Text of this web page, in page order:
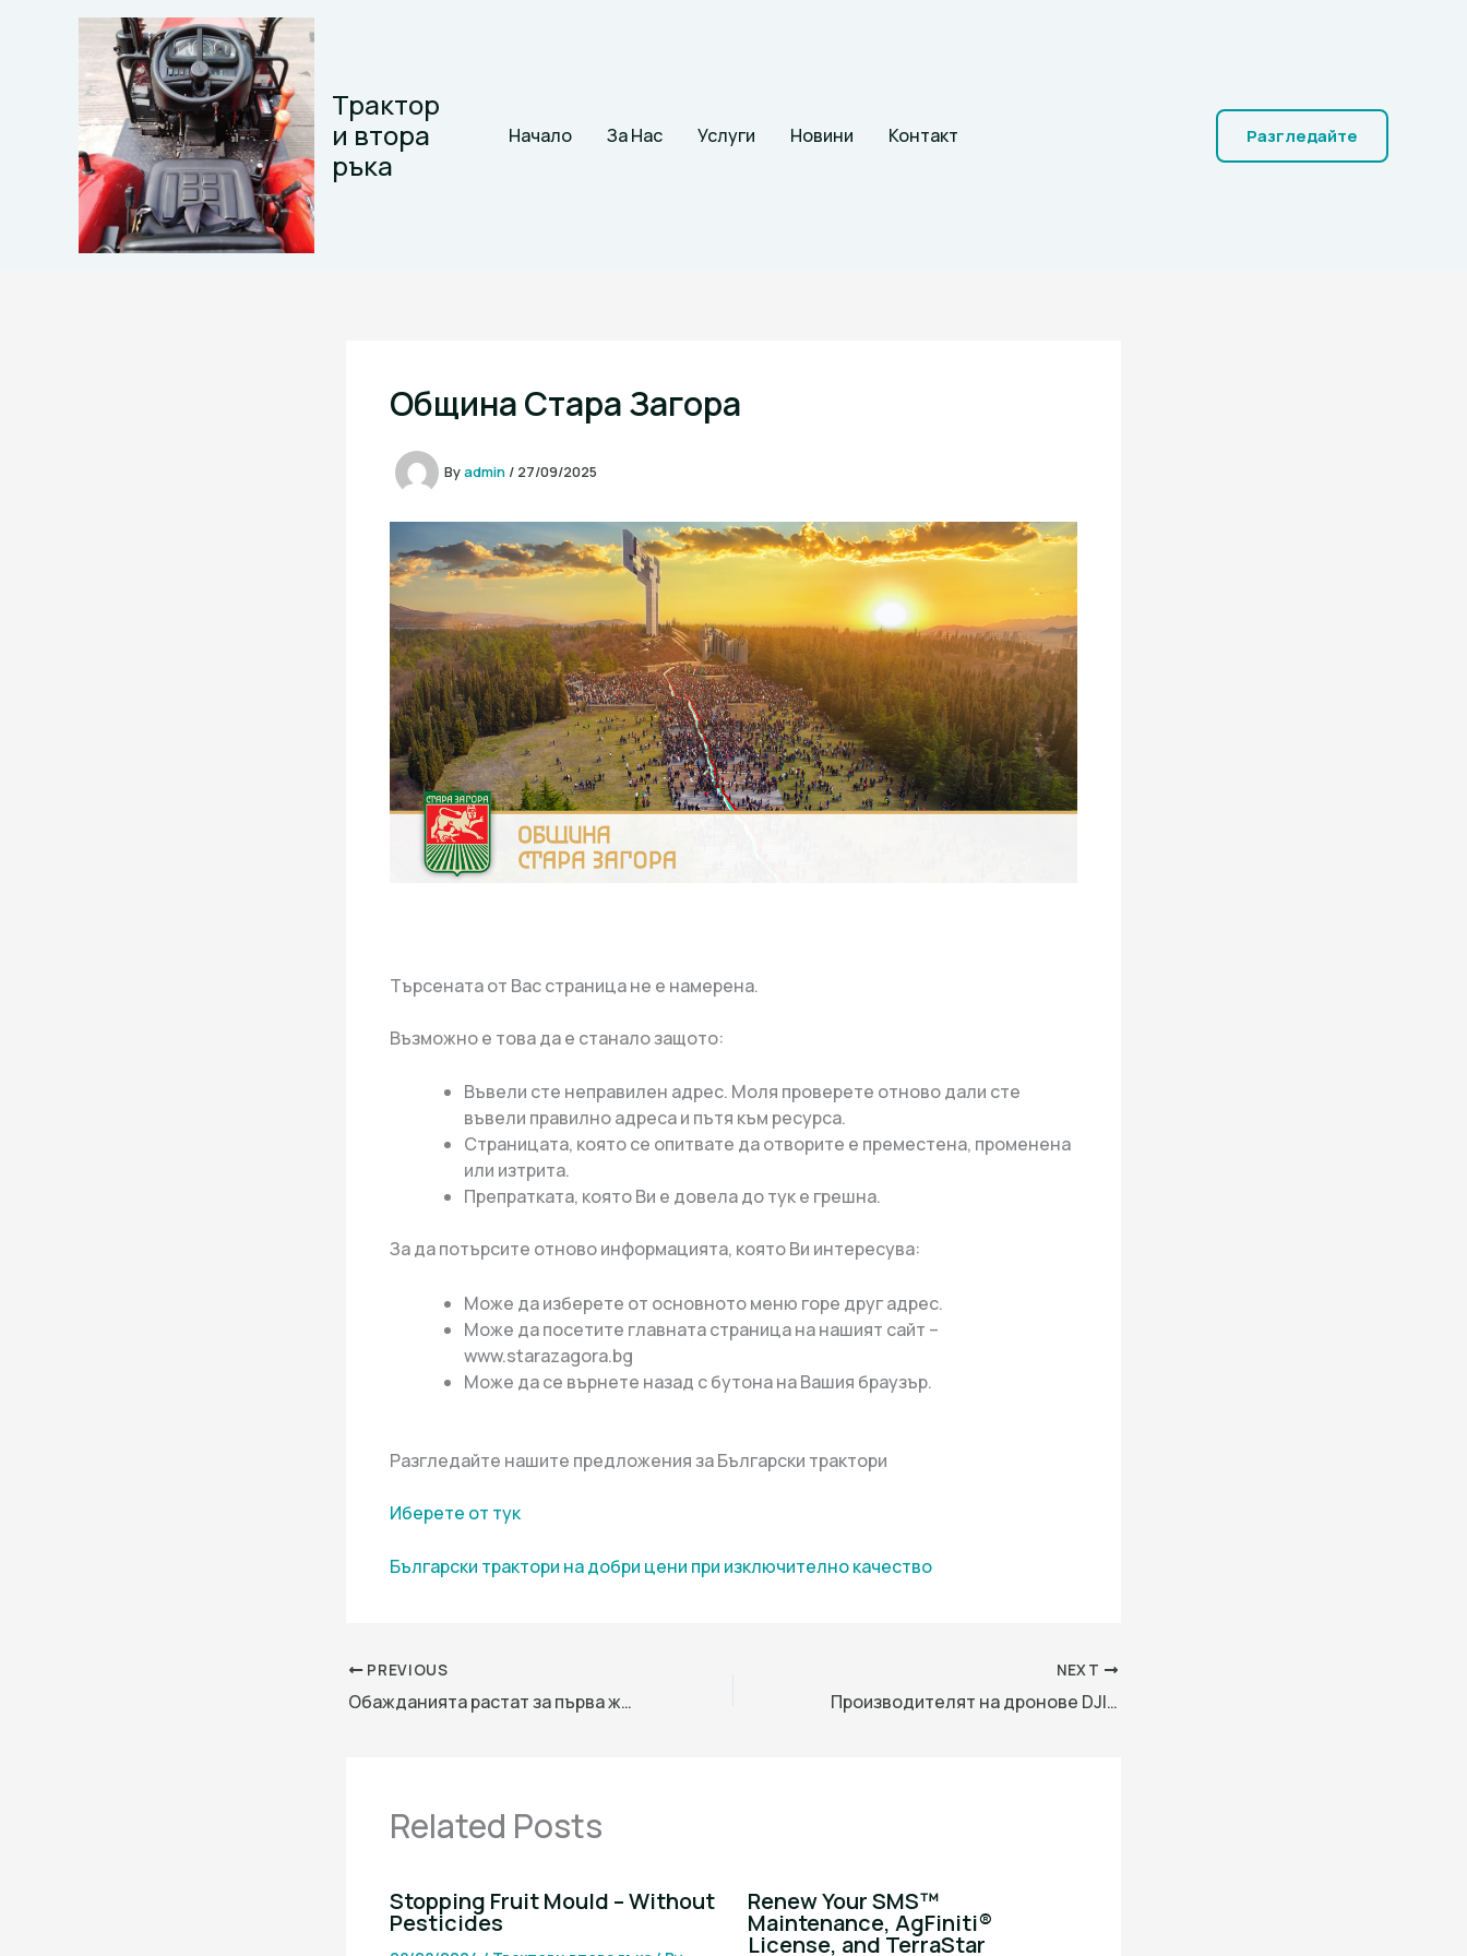
Трактор
и втора
ръка
Начало За Нас Услуги Новини Контакт Разгледайте
Община Стара Загора
Byadmin / 27/09/2025
Търсената от Вас страница не е намерена.
Възможно е това да е станало защото:
Въвели сте неправилен адрес. Моля проверете отново дали сте
въвели правилно адреса и пътя към ресурса.
Страницата, която се опитвате да отворите е преместена, променена
или изтрита.
Препратката, която Ви е довела до тук е грешна.
За да потърсите отново информацията, която Ви интересува:
Може да изберете от основното меню горе друг адрес.
Може да посетите главната страница на нашият сайт –
www.starazagora.bg
Може да се върнете назад с бутона на Вашия браузър.
Разгледайте нашите предложения за Български трактори
Иберете от тук
Български трактори на добри цени при изключително качество
PREVIOUS
Обажданията растат за първа женска шеф на ООН за 80 години: „Нека направим история“
NEXT
Производителят на дронове DJI губи дело срещу претенцията на Пентагона за китайски военни връзки
Related Posts
Stopping Fruit Mould – Without
Pesticides
Renew Your SMS™
Maintenance, AgFiniti®
License, and TerraStar